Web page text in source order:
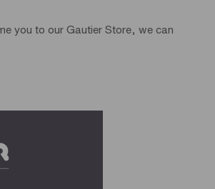
you to our Gautier Store, we can